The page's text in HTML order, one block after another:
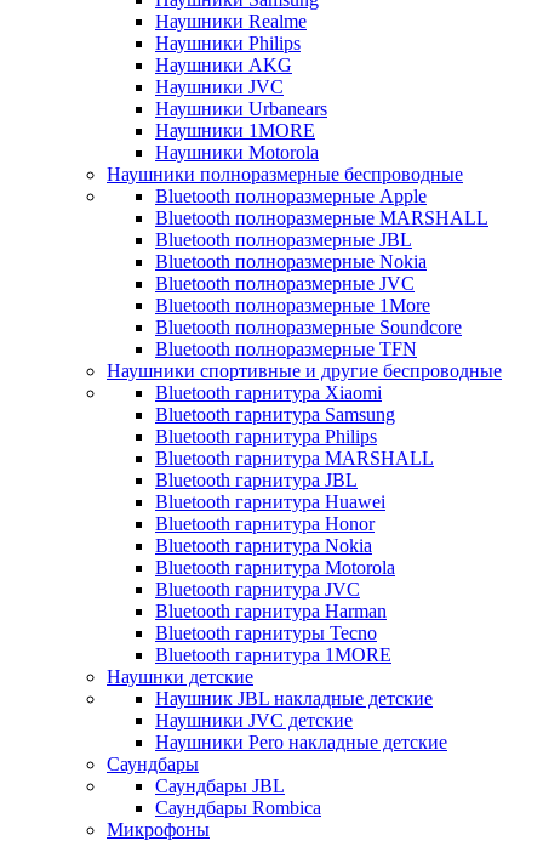
Наушники Realme
Наушники Philips
Наушники AKG
Наушники JVC
Наушники Urbanears
Наушники 1MORE
Наушники Motorola
Наушники полноразмерные беспроводные
Bluetooth полноразмерные Apple
Bluetooth полноразмерные MARSHALL
Bluetooth полноразмерные JBL
Bluetooth полноразмерные Nokia
Bluetooth полноразмерные JVC
Bluetooth полноразмерные 1More
Bluetooth полноразмерные Soundcore
Bluetooth полноразмерные TFN
Наушники спортивные и другие беспроводные
Bluetooth гарнитура Xiaomi
Bluetooth гарнитура Samsung
Bluetooth гарнитура Philips
Bluetooth гарнитура MARSHALL
Bluetooth гарнитура JBL
Bluetooth гарнитура Huawei
Bluetooth гарнитура Honor
Bluetooth гарнитура Nokia
Bluetooth гарнитура Motorola
Bluetooth гарнитура JVC
Bluetooth гарнитура Harman
Bluetooth гарнитуры Tecno
Bluetooth гарнитура 1MORE
Наушнки детские
Наушник JBL накладные детские
Наушники JVC детские
Наушники Pero накладные детские
Саундбары
Саундбары JBL
Саундбары Rombica
Микрофоны